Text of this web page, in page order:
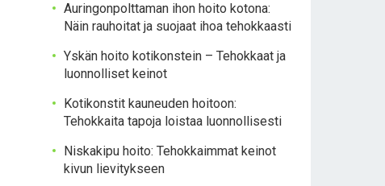
Auringonpolttaman ihon hoito kotona:
Näin rauhoitat ja suojaat ihoa tehokkaasti
Yskän hoito kotikonstein – Tehokkaat ja
luonnolliset keinot
Kotikonstit kauneuden hoitoon:
Tehokkaita tapoja loistaa luonnollisesti
Niskakipu hoito: Tehokkaimmat keinot
kivun lievitykseen